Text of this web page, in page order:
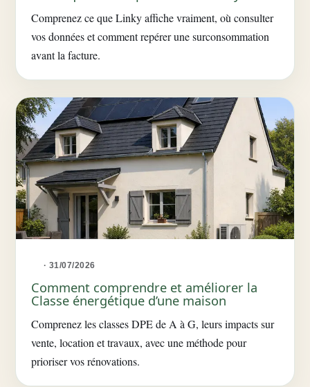
Comprenez ce que Linky affiche vraiment, où consulter
vos données et comment repérer une surconsommation
avant la facture.
· 31/07/2026
Comment comprendre et améliorer la
Classe énergétique d’une maison
Comprenez les classes DPE de A à G, leurs impacts sur
vente, location et travaux, avec une méthode pour
prioriser vos rénovations.